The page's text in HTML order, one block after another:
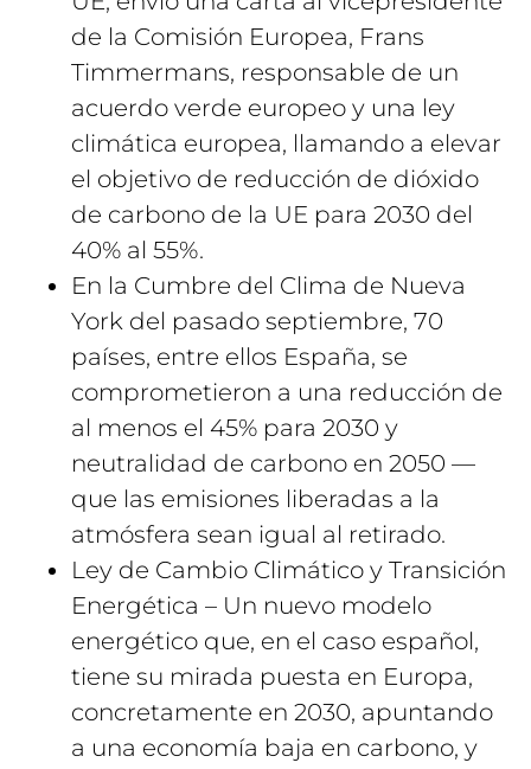
de la Comisión Europea, Frans
Timmermans, responsable de un
acuerdo verde europeo y una ley
climática europea, llamando a elevar
el objetivo de reducción de dióxido
de carbono de la UE para 2030 del
40% al 55%.
En la Cumbre del Clima de Nueva
York del pasado septiembre, 70
países, entre ellos España, se
comprometieron a una reducción de
al menos el 45% para 2030 y
neutralidad de carbono en 2050 —
que las emisiones liberadas a la
atmósfera sean igual al retirado.
Ley de Cambio Climático y Transición
Energética – Un nuevo modelo
energético que, en el caso español,
tiene su mirada puesta en Europa,
concretamente en 2030, apuntando
a una economía baja en carbono, y